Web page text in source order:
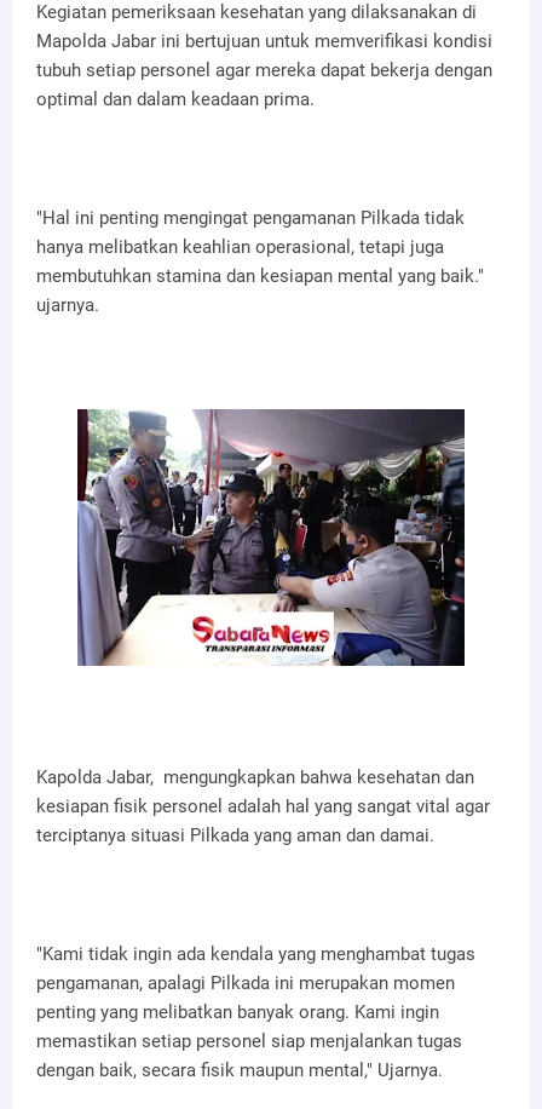
Kegiatan pemeriksaan kesehatan yang dilaksanakan di
Mapolda Jabar ini bertujuan untuk memverifikasi kondisi
tubuh setiap personel agar mereka dapat bekerja dengan
optimal dan dalam keadaan prima.
"Hal ini penting mengingat pengamanan Pilkada tidak
hanya melibatkan keahlian operasional, tetapi juga
membutuhkan stamina dan kesiapan mental yang baik."
ujarnya.
Kapolda Jabar, mengungkapkan bahwa kesehatan dan
kesiapan fisik personel adalah hal yang sangat vital agar
terciptanya situasi Pilkada yang aman dan damai.
"Kami tidak ingin ada kendala yang menghambat tugas
pengamanan, apalagi Pilkada ini merupakan momen
penting yang melibatkan banyak orang. Kami ingin
memastikan setiap personel siap menjalankan tugas
dengan baik, secara fisik maupun mental," Ujarnya.